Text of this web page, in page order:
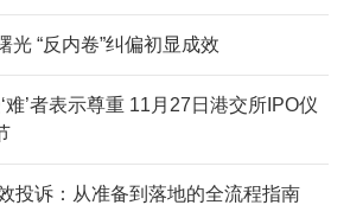
光 “反内卷”纠偏初显成效
难’者表示尊重 11月27日港交所IPO仪
投诉：从准备到落地的全流程指南